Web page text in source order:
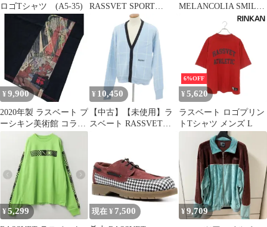
ロゴTシャツ (A5-35)
RASSVET SPORT
COLLARED SWEAT ハ
ーフジップスウェット
トレーナー 長袖 M グ
レー PACC11T025 /YM
MELANCOLIA SMILE
¥ 9,900
2020年製 ラスベート プ
ーシキン美術館 コラボ
浮世絵 Tシャツ Sサイ
¥ 10,450
【中古】【未使用】ラ
スベート RASSVET
ク カーディガン ライト
ブルーxホワイト【サイ
ズM】【メンズ】
6%OFF
¥ 5,620
ラスベート ロゴプリン
トTシャツ メンズ L
¥5,299 現在 ¥ 7,500 ¥9,709